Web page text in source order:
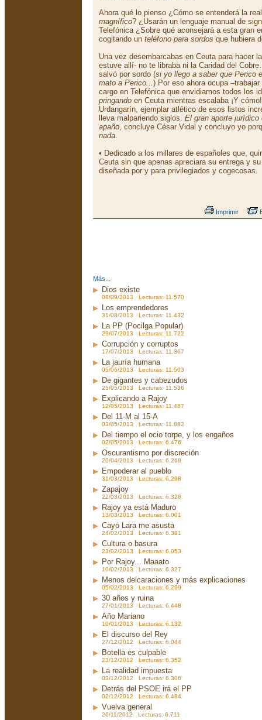
Ahora qué lo pienso ¿Cómo se entenderá la
magnífico? ¿Usarán un lenguaje manual de
Telefónica ¿Sobre qué aconsejará a esta gran
cogitando un teléfono para sordos que hubiera
Una vez desembarcabas en Ceuta para hacer
estuve allí- no te libraba ni la Caridad del
salvó por sordo (si yo llego a saber que Perico
mato a Perico...) Por eso ahora ocupa
cargo en Telefónica que envidiamos todos los
pringando en Ceuta mientras escalaba ¡Y
Urdangarín, ejemplar atlético de esos listos
lleva malpariendo siglos. El gran aporte
apaño, concluye César Vidal y concluyo yo
nada.
• Dedicado a los millares de españoles que,
Ceuta sin que apenas apreciara su entrega y
diseñada por y para privilegiados y cogecosas.
Imprimir
Más...
Dios existe
08/09/2013 Lecturas: 11.570
Los emprendedores
31/08/2013 Lecturas: 11.432
La PP (Pocilga Popular)
29/07/2013 Lecturas: 11.722
Corrupción y corruptos
17/07/2013 Lecturas: 11.367
La jauría humana
05/06/2013 Lecturas: 11.503
De gigantes y cabezudos
25/05/2013 Lecturas: 11.536
Explicando a Rajoy
12/05/2013 Lecturas: 11.487
Del 11-M al 15-A
03/05/2013 Lecturas: 11.882
Del tiempo el ocio torpe, y los engaños
02/05/2013 Lecturas: 6.476
Oscurantismo por discreción
20/04/2013 Lecturas: 6.269
Empoderar al pueblo
31/03/2013 Lecturas: 6.298
Zapajoy
22/03/2013 Lecturas: 6.328
Rajoy ya está Maduro
13/03/2013 Lecturas: 6.001
Cayo Lara me asusta
24/02/2013 Lecturas: 6.381
Cultura o basura
23/02/2013 Lecturas: 6.053
Por Rajoy... Maaato
10/02/2013 Lecturas: 6.327
Menos delcaraciones y más explicaciones
05/02/2013 Lecturas: 6.299
30 años y ruina
27/01/2013 Lecturas: 6.448
Año Mariano
10/01/2013 Lecturas: 6.132
El discurso del Rey
27/12/2012 Lecturas: 6.044
Botella es culpable
23/12/2012 Lecturas: 6.352
La realidad impuesta
03/12/2012 Lecturas: 6.306
Detrás del PSOE irá el PP
02/12/2012 Lecturas: 6.484
Vuelva general
26/11/2012 Lecturas: 6.711